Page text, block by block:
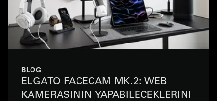
BLOG
ELGATO FACECAM MK.2: WEB
KAMERASININ YAPABILECEKLERINI